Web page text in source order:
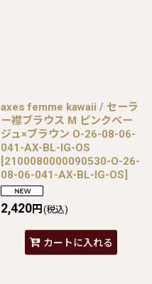
axes femme kawaii / セーラ
ー襟ブラウス M ピンクベー
ジュ×ブラウン O-26-08-06-
041-AX-BL-IG-OS
[2100080000090530-O-26-
08-06-041-AX-BL-IG-OS]
2,420円 (税込)
カートに入れる